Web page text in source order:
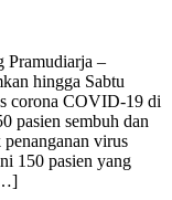
–
hingga Sabtu
corona COVID-19 di
pasien sembuh dan
virus
150 pasien yang